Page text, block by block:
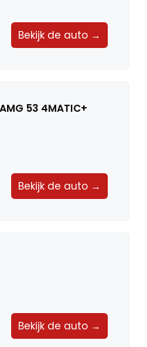
Bekijk de auto →
53 4MATIC+
Bekijk de auto →
Bekijk de auto →